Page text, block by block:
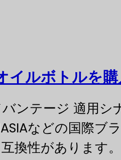
イルボトルを
ンテージ 適用シ
などの国際ブ
換性があります